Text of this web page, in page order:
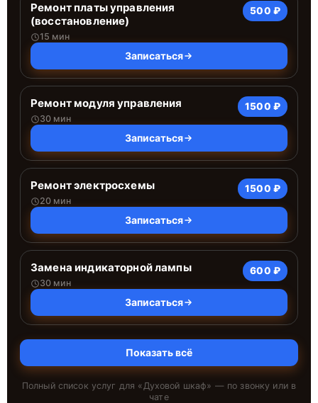
Ремонт платы управления
(восстановление)
15 мин
500 ₽
Записаться
Ремонт модуля управления
30 мин
1500 ₽
Записаться
Ремонт электросхемы
20 мин
1500 ₽
Записаться
Замена индикаторной лампы
30 мин
600 ₽
Записаться
Показать всё
Полный список услуг для «Духовой шкаф» — по звонку или в
чате